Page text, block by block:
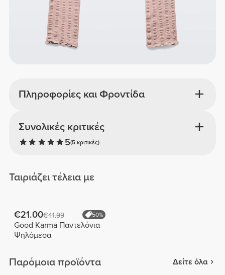
Πληροφορίες και Φροντίδα
Συνολικές κριτικές
5(5 κριτικές)
Ταιριάζει τέλεια με
€21.00€41.99 50%
Good Karma Παντελόνια
Ψηλόμεσα
Παρόμοια προϊόντα Δείτε όλα